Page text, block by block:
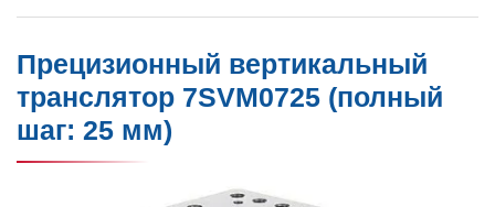
Прецизионный вертикальный
транслятор 7SVM0725 (полный
шаг: 25 мм)